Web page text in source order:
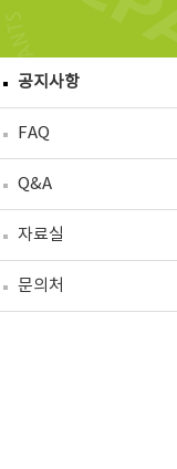
공지사항
FAQ
Q&A
자료실
문의처